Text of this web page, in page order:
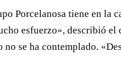
Porcelanosa tiene en la
esfuerzo», describió
se ha contemplado.